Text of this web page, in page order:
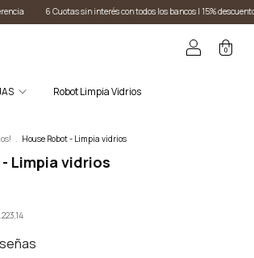
todos los bancos I 15% descuento por transferencia 6
0
Robot Limpia Vidrios
House Robot - Limpia vidrios
Limpia vidrios